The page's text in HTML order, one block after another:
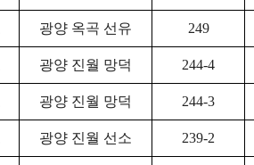
광양 옥곡 선유 249
광양 진월 망덕 244-4
광양 진월 망덕 244-3
광양 진월 선소 239-2